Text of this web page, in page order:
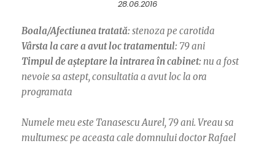
28.06.2016
Boala/Afectiunea tratată: stenoza pe carotida
Vârsta la care a avut loc tratamentul: 79 ani
Timpul de așteptare la intrarea în cabinet: nu a fost
nevoie sa astept, consultatia a avut loc la ora
programata
Numele meu este Tanasescu Aurel, 79 ani. Vreau sa
multumesc pe aceasta cale domnului doctor Rafael